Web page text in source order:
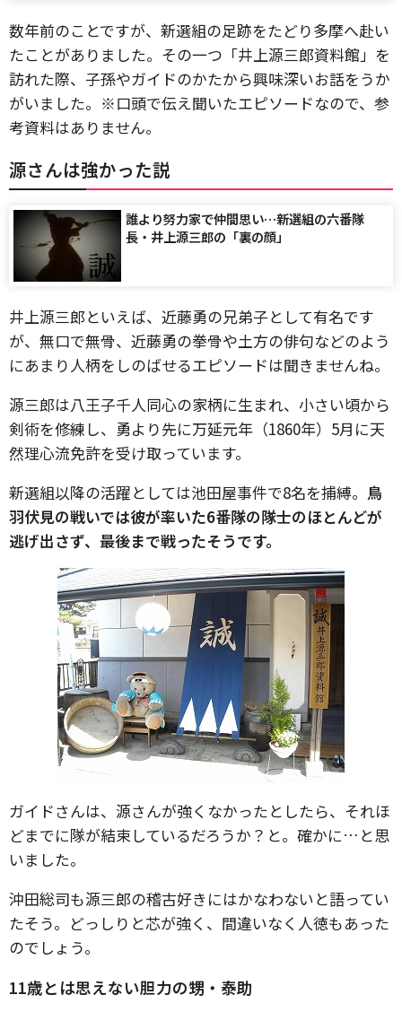
数年前のことですが、新選組の足跡をたどり多摩へ赴い
たことがありました。その一つ「井上源三郎資料館」を
訪れた際、子孫やガイドのかたから興味深いお話をうか
がいました。※口頭で伝え聞いたエピソードなので、参
考資料はありません。
源さんは強かった説
誰より努力家で仲間思い…新選組の六番隊
長・井上源三郎の「裏の顔」
井上源三郎といえば、近藤勇の兄弟子として有名です
が、無口で無骨、近藤勇の拳骨や土方の俳句などのよう
にあまり人柄をしのばせるエピソードは聞きませんね。
源三郎は八王子千人同心の家柄に生まれ、小さい頃から
剣術を修練し、勇より先に万延元年（1860年）5月に天
然理心流免許を受け取っています。
新選組以降の活躍としては池田屋事件で8名を捕縛。 鳥
羽伏見の戦いでは彼が率いた6番隊の隊士のほとんどが
逃げ出さず、最後まで戦ったそうです。
ガイドさんは、源さんが強くなかったとしたら、それほ
どまでに隊が結束しているだろうか？と。確かに…と思
いました。
沖田総司も源三郎の稽古好きにはかなわないと語ってい
たそう。どっしりと芯が強く、間違いなく人徳もあった
のでしょう。
11歳とは思えない胆力の甥・泰助